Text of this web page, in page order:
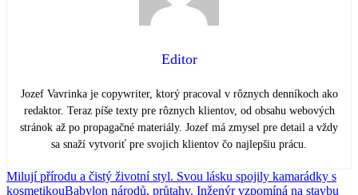
Editor
Jozef Vavrinka je copywriter, ktorý pracoval v rôznych denníkoch ako
redaktor. Teraz píše texty pre rôznych klientov, od obsahu webových
stránok až po propagačné materiály. Jozef má zmysel pre detail a vždy
sa snaží vytvoriť pre svojich klientov čo najlepšiu prácu.
Milují přírodu a čistý životní styl. Svou lásku spojily kamarádky s
kosmetikouBabylon národů, průtahy. Inženýr vzpomíná na stavbu